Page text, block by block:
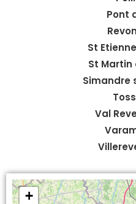
Pont
St
St Martin
Simandre
Val
+